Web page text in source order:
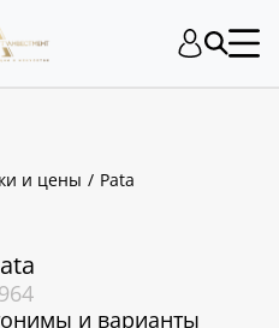
и цены Pata
и варианты